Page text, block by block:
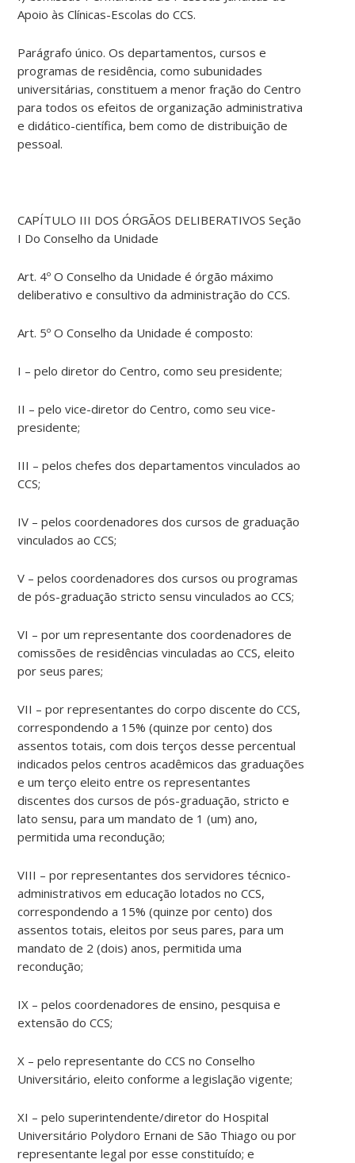
Apoio às Clínicas-Escolas do CCS.
Parágrafo único. Os departamentos, cursos e
programas de residência, como subunidades
universitárias, constituem a menor fração do Centro
para todos os efeitos de organização administrativa
e didático-científica, bem como de distribuição de
pessoal.
CAPÍTULO III DOS ÓRGÃOS DELIBERATIVOS Seção
I Do Conselho da Unidade
Art. 4º O Conselho da Unidade é órgão máximo
deliberativo e consultivo da administração do CCS.
Art. 5º O Conselho da Unidade é composto:
I – pelo diretor do Centro, como seu presidente;
II – pelo vice-diretor do Centro, como seu vice-
presidente;
III – pelos chefes dos departamentos vinculados ao
CCS;
IV – pelos coordenadores dos cursos de graduação
vinculados ao CCS;
V – pelos coordenadores dos cursos ou programas
de pós-graduação stricto sensu vinculados ao CCS;
VI – por um representante dos coordenadores de
comissões de residências vinculadas ao CCS, eleito
por seus pares;
VII – por representantes do corpo discente do CCS,
correspondendo a 15% (quinze por cento) dos
assentos totais, com dois terços desse percentual
indicados pelos centros acadêmicos das graduações
e um terço eleito entre os representantes
discentes dos cursos de pós-graduação, stricto e
lato sensu, para um mandato de 1 (um) ano,
permitida uma recondução;
VIII – por representantes dos servidores técnico-
administrativos em educação lotados no CCS,
correspondendo a 15% (quinze por cento) dos
assentos totais, eleitos por seus pares, para um
mandato de 2 (dois) anos, permitida uma
recondução;
IX – pelos coordenadores de ensino, pesquisa e
extensão do CCS;
X – pelo representante do CCS no Conselho
Universitário, eleito conforme a legislação vigente;
XI – pelo superintendente/diretor do Hospital
Universitário Polydoro Ernani de São Thiago ou por
representante legal por esse constituído; e